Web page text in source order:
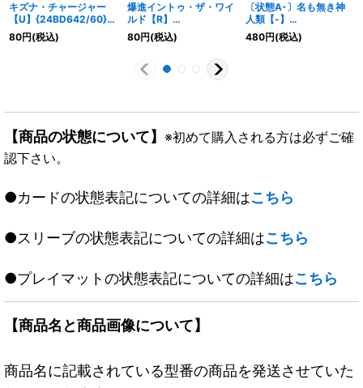
キズナ・チャージャー
【U】{24BD642/60}
《無》
80円(税込)
爆進イントゥ・ザ・ワイ
ルド【R】
{25RP2T1/T10}《自
然》
80円(税込)
〔状態A-〕名も無き神
人類【-】
{DMX152/30}《無》
480円(税込)
【商品の状態について】 ※初めて購入される方は必ずご確
認下さい。
●カードの状態表記についての詳細はこちら
●スリーブの状態表記についての詳細はこちら
●プレイマットの状態表記についての詳細はこちら
【商品名と商品画像について】
商品名に記載されている型番の商品を発送させていた